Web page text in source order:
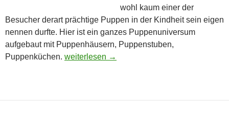
wohl kaum einer der
Besucher derart prächtige Puppen in der Kindheit sein eigen
nennen durfte. Hier ist ein ganzes Puppenuniversum
aufgebaut mit Puppenhäusern, Puppenstuben,
Puppenküchen. Ein Besuch in der Welt der Puppen
weiterlesen →